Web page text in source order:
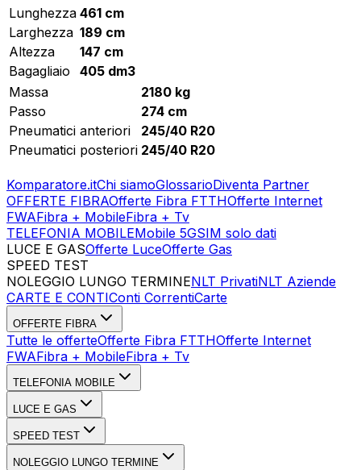
Lunghezza 461 cm
Larghezza 189 cm
Altezza
147 cm
Bagagliaio
405 dm3
Massa
2180 kg
Passo
274 cm
Pneumatici anteriori
245/40 R20
Pneumatici posteriori 245/40 R20
Komparatore.itChi siamoGlossarioDiventa Partner
OFFERTE FIBRAOfferte Fibra FTTHOfferte Internet
FWAFibra + MobileFibra + Tv
TELEFONIA MOBILEMobile 5GSIM solo dati
LUCE E GASOfferte LuceOfferte Gas
SPEED TEST
NOLEGGIO LUNGO TERMINENLT PrivatiNLT Aziende
CARTE E CONTIConti CorrentiCarte
OFFERTE FIBRA
Tutte le offerteOfferte Fibra FTTHOfferte Internet
FWAFibra + MobileFibra + Tv
TELEFONIA MOBILE
LUCE E GAS
SPEED TEST
NOLEGGIO LUNGO TERMINE